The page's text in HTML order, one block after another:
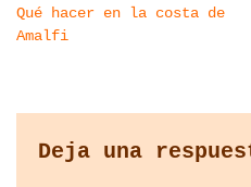
Qué hacer en la costa de
Amalfi
Deja una